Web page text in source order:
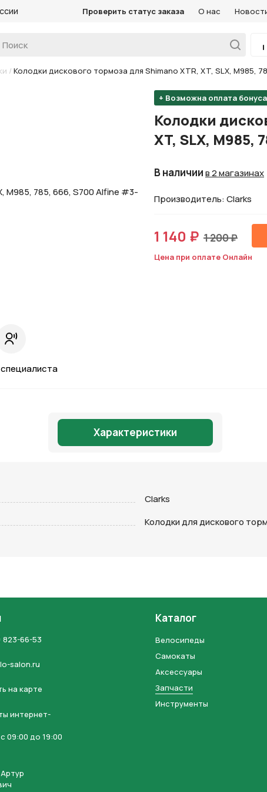
Проверить статус заказа О нас
/ Колодки дискового тормоза для Shimano XTR, XT, SLX, M985,
+ Возможна оплата
Колодки
XT, SLX, M985,
В наличиив 2 магазинах
Производитель: Clarks
1 140 ₽ 1 200 ₽
Цена при оплате Онлайн
Характеристики
Clarks
Колодки для дискового
823-66-53
salon.ru
на карте
интернет-
09:00 до 19:00
Каталог
Велосипеды
Самокаты
Аксессуары
Запчасти
Инструменты
Отправить
на кнопку “Отправить заявку”, вы даетесогласие на обработку